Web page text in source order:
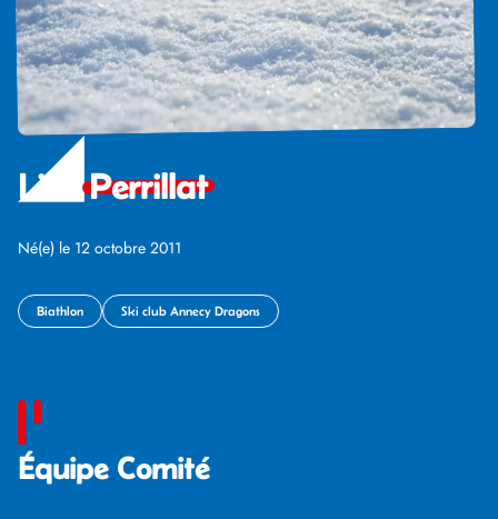
LinePerrillat
Né(e) le 12 octobre 2011
Biathlon Ski club Annecy Dragons
Équipe Comité